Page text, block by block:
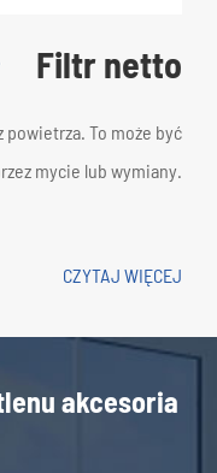
Filtr netto
powietrza. To może być
mycie lub wymiany.
CZYTAJ WIĘCEJ
akcesoria